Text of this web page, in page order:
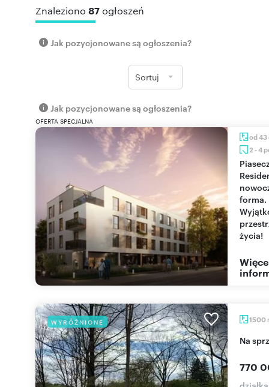
Znaleziono 87ogłoszeń
Jak pozycjonowane są ogłoszenia?
Sortuj
Jak pozycjonowane są ogłoszenia?
OFERTA SPECJALNA
od 43
2 - 4
Piaseczno
forma.
życia!
WYRÓŻNIONE 1500
Na
770